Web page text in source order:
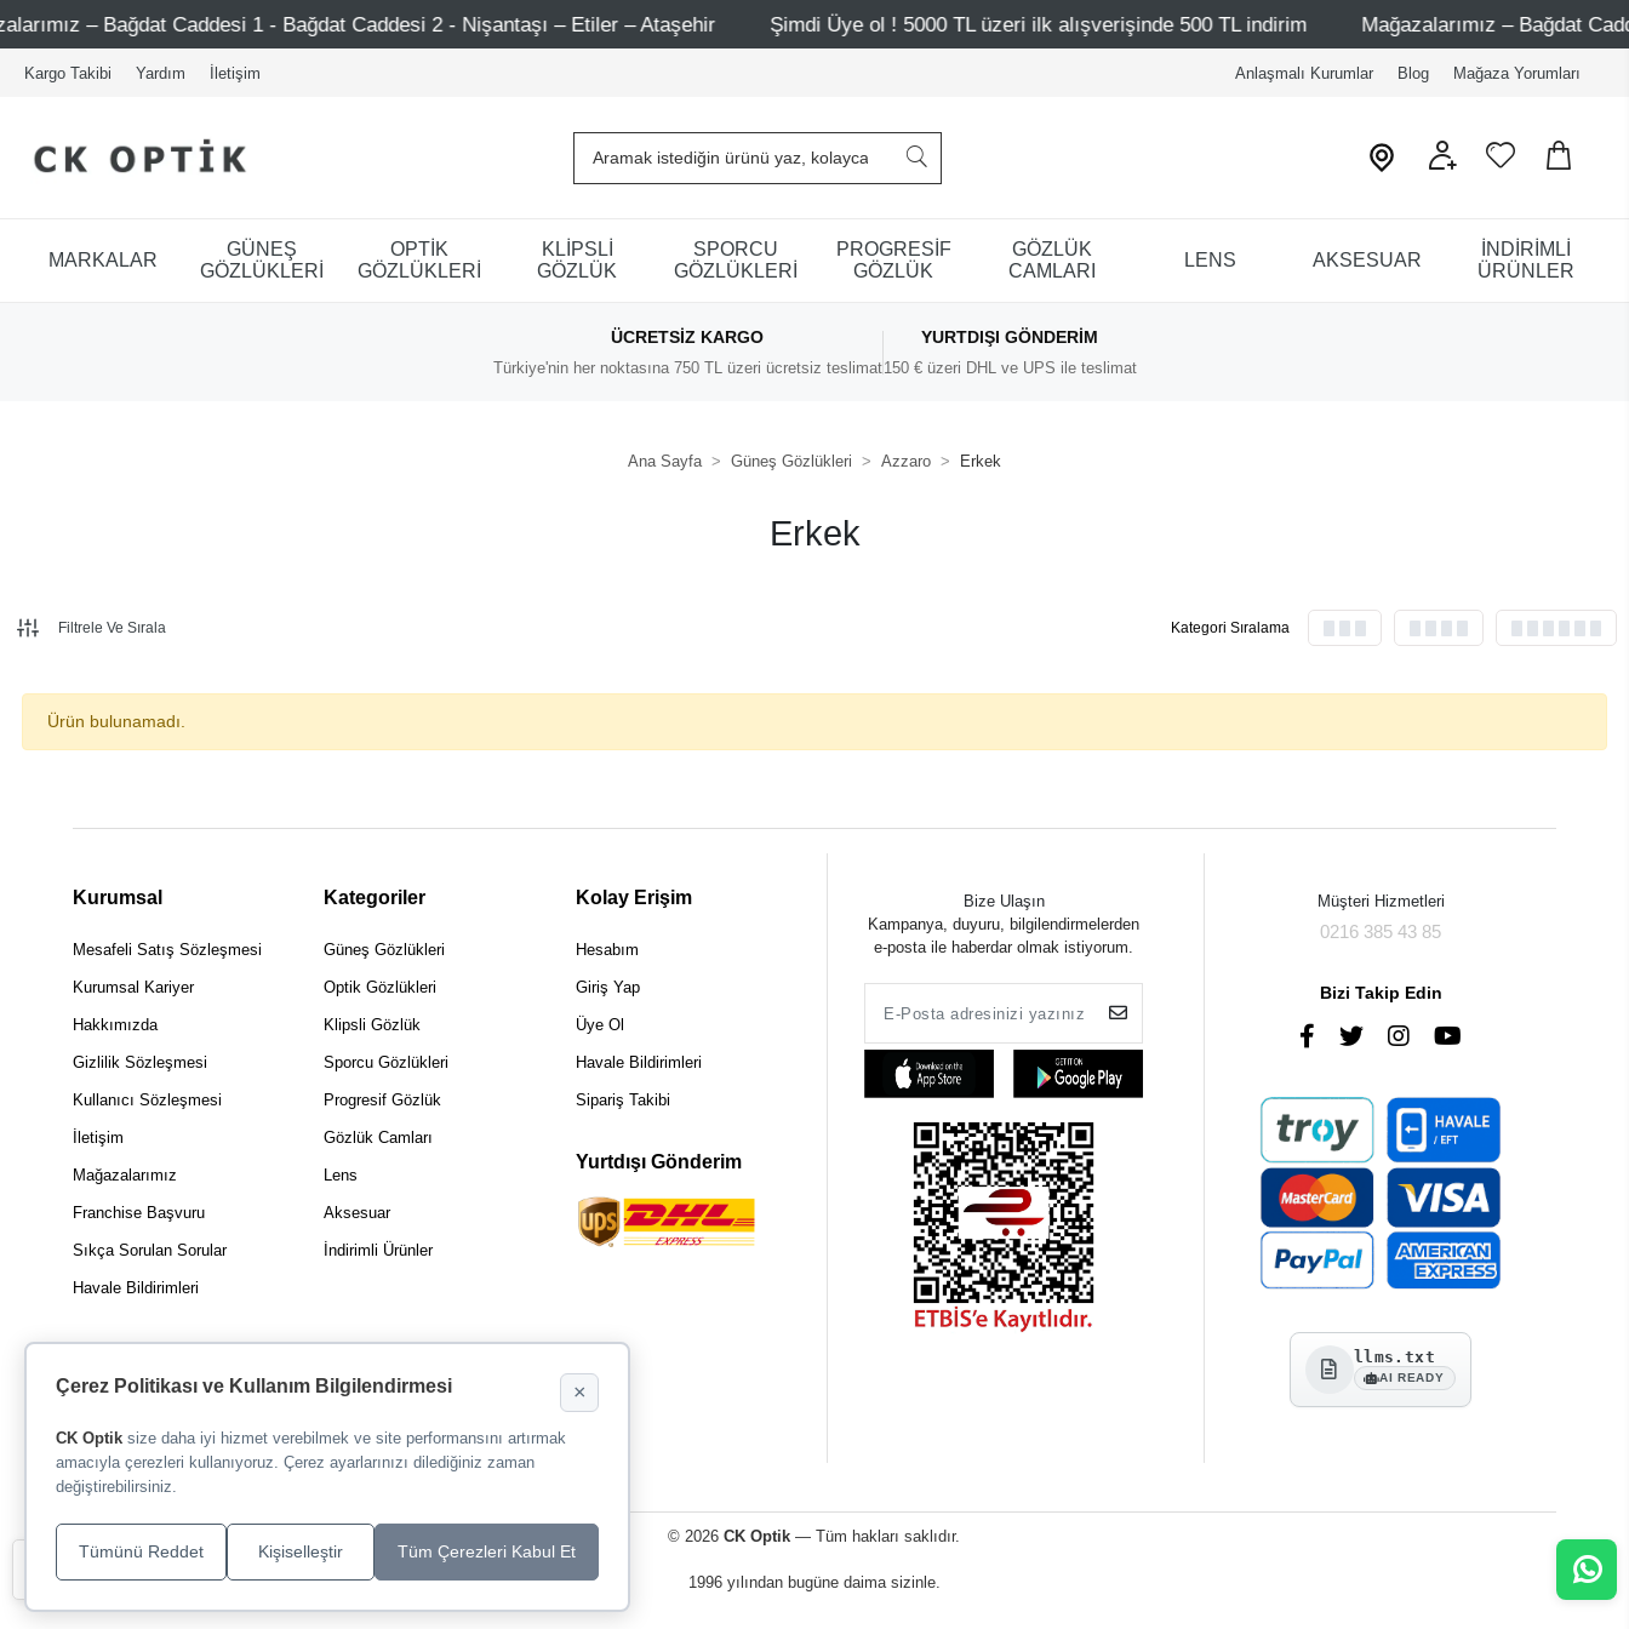
– Bağdat Caddesi 1 - Bağdat Caddesi 2 - Nişantaşı – Etiler – Ataşehir Şimdi Üye ol ! 5000 TL üzeri ilk alışverişinde 500 TL indirim Mağazalarımız – Bağdat
Kargo Takibi Yardım İletişim Anlaşmalı Kurumlar Blog Mağaza Yorumları
MARKALAR
GÜNEŞ
GÖZLÜKLERİ
OPTİK
GÖZLÜKLERİ
KLİPSLİ
GÖZLÜK
SPORCU
GÖZLÜKLERİ
PROGRESİF
GÖZLÜK
GÖZLÜK
CAMLARI
LENS AKSESUAR
İNDİRİMLİ
ÜRÜNLER
ÜCRETSIZ KARGO
Türkiye'nin her noktasına 750 TL üzeri ücretsiz teslimat
YURTDIŞI GÖNDERIM
150 € üzeri DHL ve UPS ile teslimat
Ana Sayfa Güneş Gözlükleri Azzaro Erkek
Erkek
Filtrele Ve Sırala Kategori Sıralama
Ürün bulunamadı.
Kurumsal
Mesafeli Satış Sözleşmesi
Kurumsal Kariyer
Hakkımızda
Gizlilik Sözleşmesi
Kullanıcı Sözleşmesi
İletişim
Mağazalarımız
Franchise Başvuru
Sıkça Sorulan Sorular
Havale Bildirimleri
Kategoriler
Güneş Gözlükleri
Optik Gözlükleri
Klipsli Gözlük
Sporcu Gözlükleri
Progresif Gözlük
Gözlük Camları
Lens
Aksesuar
İndirimli Ürünler
Kolay Erişim
Hesabım
Giriş Yap
Üye Ol
Havale Bildirimleri
Sipariş Takibi
Yurtdışı Gönderim
Bize Ulaşın
Kampanya, duyuru, bilgilendirmelerden
e-posta ile haberdar olmak istiyorum.
Müşteri Hizmetleri
0216 385 43 85
Bizi Takip Edin
llms.txt
AI READY
© 2026CK Optik — Tüm hakları saklıdır.
1996 yılından bugüne daima sizinle.
Çerez Politikası ve Kullanım Bilgilendirmesi ×
CK Optik size daha iyi hizmet verebilmek ve site performansını artırmak
amacıyla çerezleri kullanıyoruz. Çerez ayarlarınızı dilediğiniz zaman
değiştirebilirsiniz.
Tüm Çerezleri Kabul Et
Kişiselleştir
Tümünü Reddet